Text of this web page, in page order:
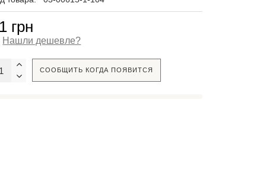
грн
Нашли дешевле?
СООБЩИТЬ КОГДА ПОЯВИТСЯ